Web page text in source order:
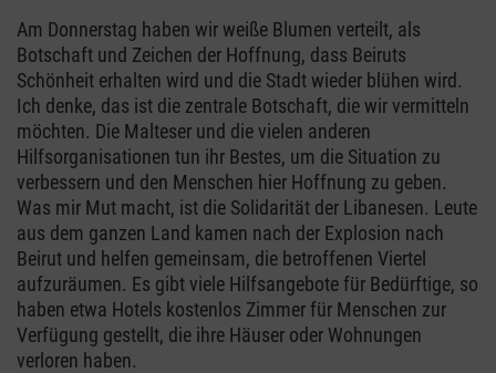
Am Donnerstag haben wir weiße Blumen verteilt, als
Botschaft und Zeichen der Hoffnung, dass Beiruts
Schönheit erhalten wird und die Stadt wieder blühen wird.
Ich denke, das ist die zentrale Botschaft, die wir vermitteln
möchten. Die Malteser und die vielen anderen
Hilfsorganisationen tun ihr Bestes, um die Situation zu
verbessern und den Menschen hier Hoffnung zu geben.
Was mir Mut macht, ist die Solidarität der Libanesen. Leute
aus dem ganzen Land kamen nach der Explosion nach
Beirut und helfen gemeinsam, die betroffenen Viertel
aufzuräumen. Es gibt viele Hilfsangebote für Bedürftige, so
haben etwa Hotels kostenlos Zimmer für Menschen zur
Verfügung gestellt, die ihre Häuser oder Wohnungen
verloren haben.